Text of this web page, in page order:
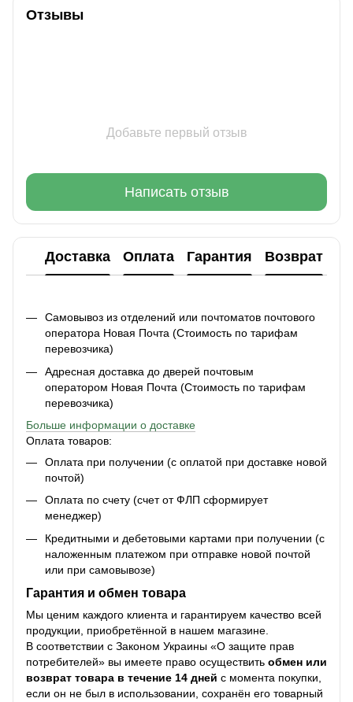
Отзывы
Добавьте первый отзыв
Написать отзыв
Доставка Оплата Гарантия Возврат
Самовывоз из отделений или почтоматов почтового
оператора Новая Почта (Стоимость по тарифам
перевозчика)
Адресная доставка до дверей почтовым
оператором Новая Почта (Стоимость по тарифам
перевозчика)
Больше информации о доставке
Оплата товаров:
Оплата при получении (с оплатой при доставке новой
почтой)
Оплата по счету (счет от ФЛП сформирует
менеджер)
Кредитными и дебетовыми картами при получении (с
наложенным платежом при отправке новой почтой
или при самовывозе)
Гарантия и обмен товара
Мы ценим каждого клиента и гарантируем качество всей
продукции, приобретённой в нашем магазине.
В соответствии с Законом Украины «О защите прав
потребителей» вы имеете право осуществить обмен или
возврат товара в течение 14 дней с момента покупки,
если он не был в использовании, сохранён его товарный